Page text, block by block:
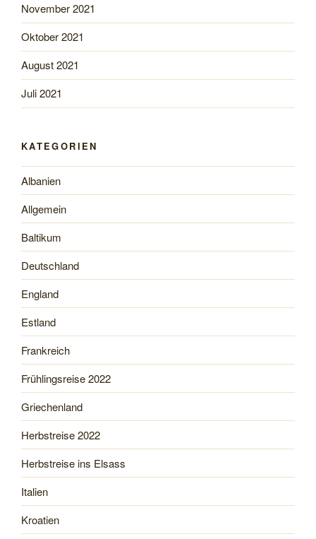
November 2021
Oktober 2021
August 2021
Juli 2021
KATEGORIEN
Albanien
Allgemein
Baltikum
Deutschland
England
Estland
Frankreich
Frühlingsreise 2022
Griechenland
Herbstreise 2022
Herbstreise ins Elsass
Italien
Kroatien